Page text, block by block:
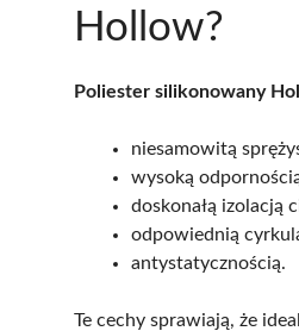
Hollow?
Poliester silikonowany
niesamowitą
wysoką
doskonałą izolacją
odpowiednią
antystatycznością.
Te cechy sprawiają, że